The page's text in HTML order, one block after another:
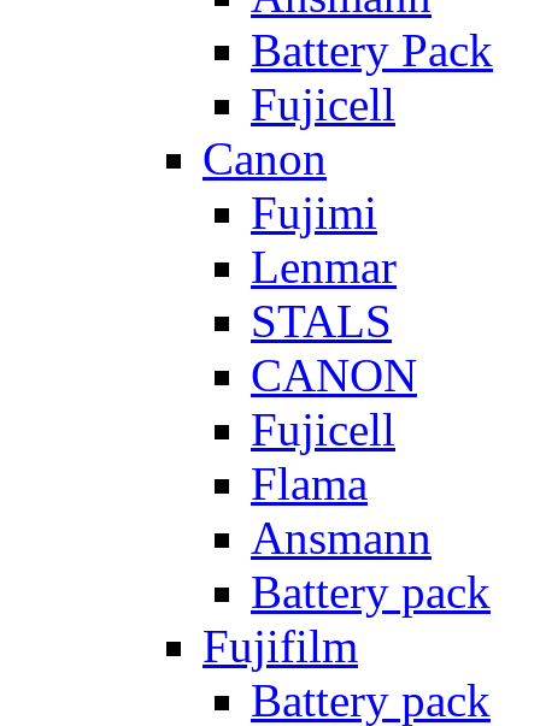
Battery Pack
Fujicell
Canon
Fujimi
Lenmar
STALS
CANON
Fujicell
Flama
Ansmann
Battery pack
Fujifilm
Battery pack